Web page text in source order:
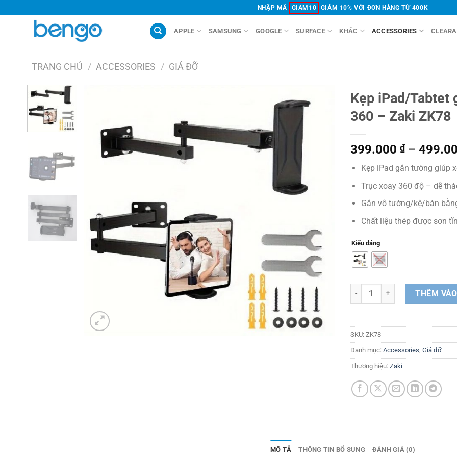
đến
NHẬP MÃ GIAM10 GIẢM 10% VỚI ĐƠN HÀNG TỪ 400K
APPLE SAMSUNG GOOGLE SURFACE KHÁC ACCESSORIES
TRANG CHỦ / ACCESSORIES / GIÁ ĐỠ
Kẹp iPad/Tabtet
360 – Zaki ZK78
399.000 ₫ –
Kẹp iPad gắn tường giúp
Trục xoay 360 độ – dễ
Gắn vô tường/kệ/bàn
Chất liệu thép được sơn
Kiểu dáng
Kẹp iPad/Tabtet gắn tường gấp
THÊM
SKU: ZK78
Danh mục: Accessories, Giá đỡ
Thương hiệu: Zaki
MÔ TẢ THÔNG TIN BỔ SUNG ĐÁNH GIÁ (0)